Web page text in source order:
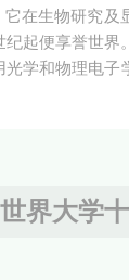
在生物研究
起便享誉世
学和物理电
世界大学